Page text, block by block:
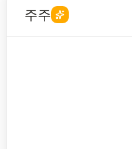
주주